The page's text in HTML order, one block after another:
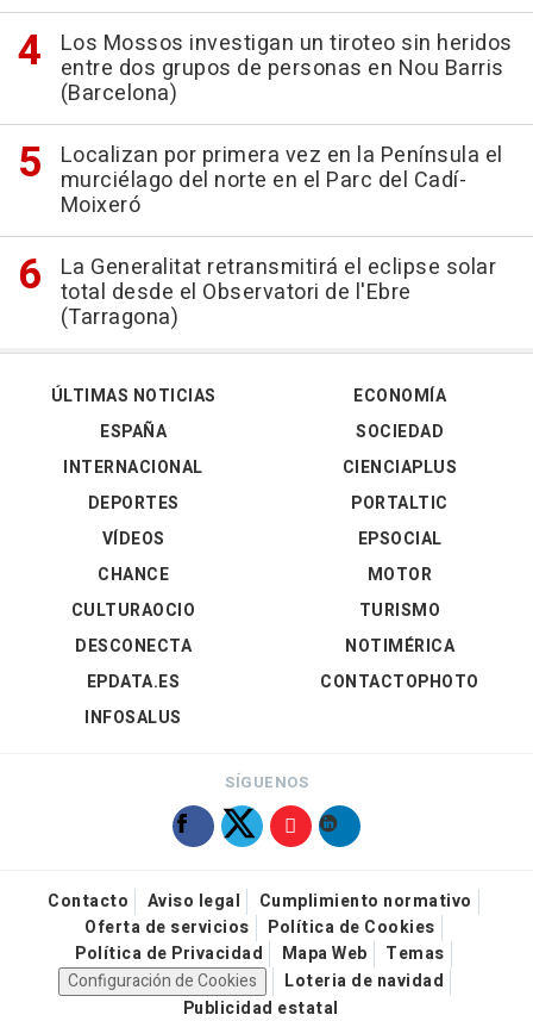
Los Mossos investigan un tiroteo sin heridos
entre dos grupos de personas en Nou Barris
(Barcelona)
Localizan por primera vez en la Península el
murciélago del norte en el Parc del Cadí-
Moixeró
La Generalitat retransmitirá el eclipse solar
total desde el Observatori de l'Ebre
(Tarragona)
ÚLTIMAS NOTICIAS
ESPAÑA
INTERNACIONAL
DEPORTES
VÍDEOS
ECONOMÍA
SOCIEDAD
CIENCIAPLUS
PORTALTIC
EPSOCIAL
CHANCE
CULTURAOCIO
DESCONECTA
EPDATA.ES
INFOSALUS
MOTOR
TURISMO
NOTIMÉRICA
CONTACTOPHOTO
SÍGUENOS
Contacto Aviso legal
Cumplimiento normativo
Oferta de servicios
Política de Cookies
Política de Privacidad
Mapa Web
Temas
Configuración de Cookies
Loteria de navidad
Publicidad estatal